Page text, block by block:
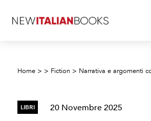
Home > > Fiction > Narrativa e argomenti
LIBRI 20 Novembre 2025